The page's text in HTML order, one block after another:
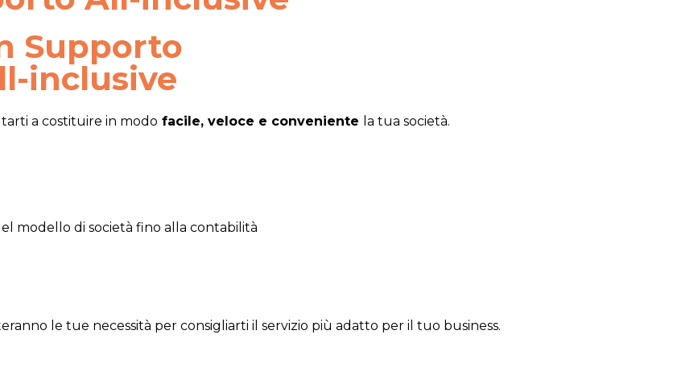
Supporto
inclusive
a costituire in modo facile, veloce e conveniente la tua società.
modello di società fino alla contabilità
le tue necessità per consigliarti il servizio più adatto per il tuo business.